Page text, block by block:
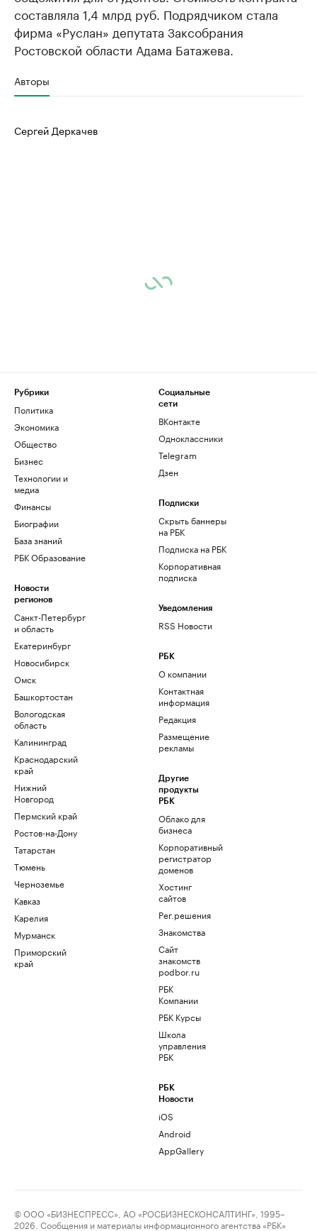
составляла 1,4 млрд руб. Подрядчиком стала
фирма «Руслан» депутата Заксобрания
Ростовской области Адама Батажева.
Авторы
Сергей Деркачев
Рубрики
Политика
Экономика
Общество
Бизнес
Технологии и
медиа
Финансы
Биографии
База знаний
РБК Образование
Новости
регионов
Санкт-Петербург
и область
Екатеринбург
Новосибирск
Омск
Башкортостан
Вологодская
область
Калининград
Краснодарский
край
Нижний
Новгород
Пермский край
Ростов-на-Дону
Татарстан
Тюмень
Черноземье
Кавказ
Карелия
Мурманск
Приморский
край
Социальные
сети
ВКонтакте
Одноклассники
Telegram
Дзен
Подписки
Скрыть баннеры
на РБК
Подписка на РБК
Корпоративная
подписка
Уведомления
RSS Новости
РБК
О компании
Контактная
информация
Редакция
Размещение
рекламы
Другие
продукты
РБК
Облако для
бизнеса
Корпоративный
регистратор
доменов
Хостинг
сайтов
Рег.решения
Знакомства
Сайт
знакомств
podbor.ru
РБК
Компании
РБК Курсы
Школа
управления
РБК
РБК
Новости
iOS
Android
AppGallery
© ООО «БИЗНЕСПРЕСС», АО «РОСБИЗНЕСКОНСАЛТИНГ», 1995–
2026. Сообщения и материалы информационного агентства «РБК»